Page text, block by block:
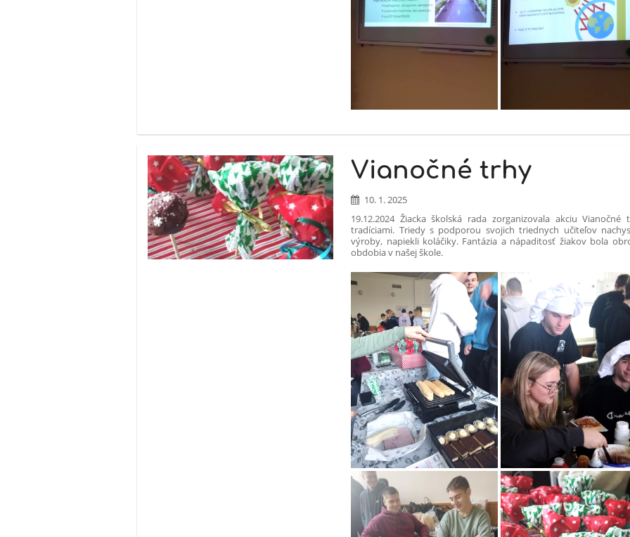
Vianočné trhy
10. 1. 2025
19.12.2024 Žiacka školská rada zorganizovala akciu
tradíciami. Triedy s podporou svojich triednych učiteľov
výroby, napiekli koláčiky. Fantázia a nápaditosť žiakov bola
obdobia v našej škole.